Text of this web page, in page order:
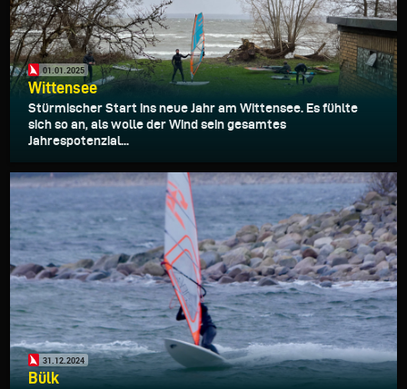
01.01.2025
Wittensee
Stürmischer Start ins neue Jahr am Wittensee. Es fühlte
sich so an, als wolle der Wind sein gesamtes
Jahrespotenzial...
31.12.2024
Bülk